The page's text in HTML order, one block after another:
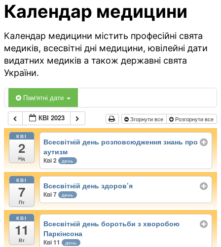
Календар медицини
Календар медицини містить професійні свята
медиків, всесвітні дні медицини, ювілейні дати
видатних медиків а також державні свята
України.
Пам'ятні дати
КВІ 2023 Згорнути все Розгорнути все
КВІ
2
Нд
Всесвітній день розповсюдження знань про
аутизм
Кві 2 день
КВІ
7
Пт
Всесвітній день здоров’я
Кві 7 день
КВІ
11
Вт
Всесвітній день боротьби з хворобою
Паркінсона
Кві 11 день